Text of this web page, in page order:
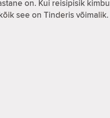
on. Kui reisipisik
see on Tinderis võimalik.